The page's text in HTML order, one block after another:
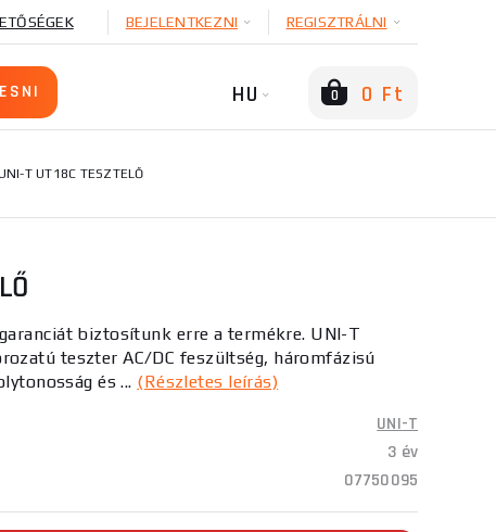
BEJELENTKEZNI REGISZTRÁLNI
HU 0 0 Ft
T UT18C TESZTELŐ
biztosítunk erre a termékre. UNI-T
teszter AC/DC feszültség, háromfázisú
és ... (Részletes leírás)
UNI-T
3 év
07750095